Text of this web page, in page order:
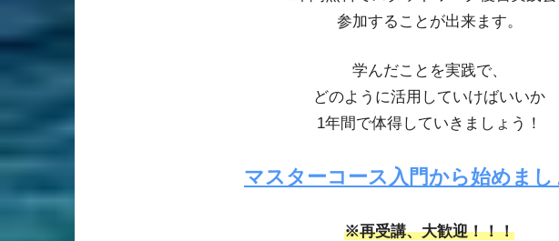
参加することが出来ます。
学んだことを実践で、
どのように活用していけばいいか
1年間で体得していきましょう！
マスターコース入門から始めまし
※再受講、大歓迎！！！